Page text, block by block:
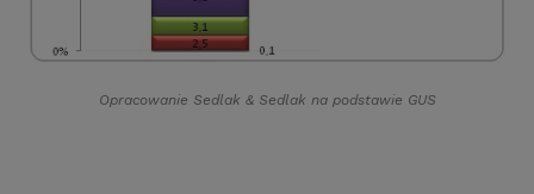
Opracowanie Sedlak &Sedlak na podstawie GUS